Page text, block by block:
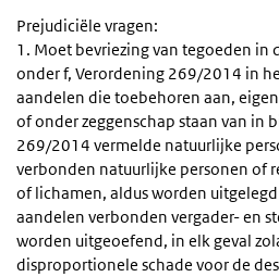
Prejudiciële vragen:
1. Moet bevriezing van tegoeden in
onder f, Verordening 269/2014 in
aandelen die toebehoren aan,
of onder zeggenschap staan van in
269/2014 vermelde natuurlijke
verbonden natuurlijke personen of
of lichamen, aldus worden
aandelen verbonden vergader- en
worden uitgeoefend, in elk geval
disproportionele schade voor de